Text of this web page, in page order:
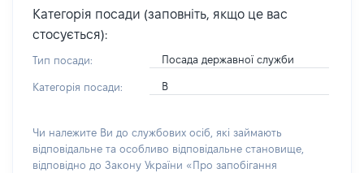
Категорія посади (заповніть, якщо це вас
стосується):
Тип посади: Посада державної служби
Категорія посади: В
Чи належите Ви до службових осіб, які займають
відповідальне та особливо відповідальне становище,
відповідно до Закону України «Про запобігання